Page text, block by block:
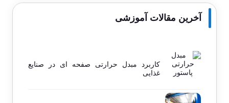
آخرین مقالات آموزشی
کاربرد مبدل حرارتی صفحه ای در صنایع
غذایی